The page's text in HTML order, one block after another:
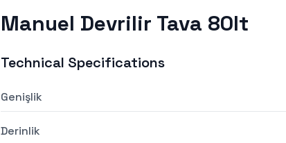
Manuel Devrilir Tava 80lt
Technical Specifications
Genişlik
Derinlik